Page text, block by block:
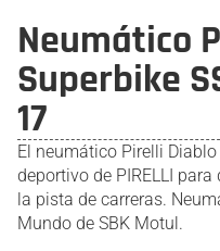
Neumático
Superbike
17
El neumático Pirelli
deportivo de PIRELLI
la pista de carreras.
Mundo de SBK Motul.